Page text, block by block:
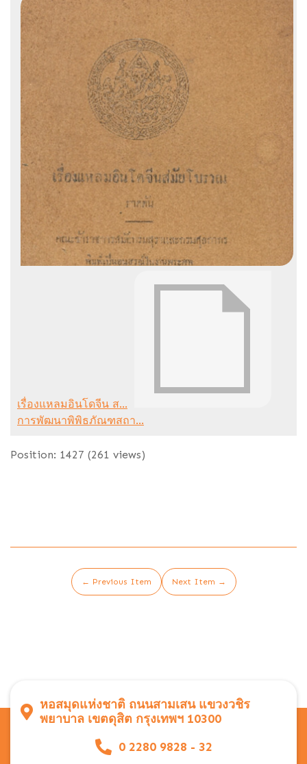
เรื่องแหลมอินโดจีน ส...
การพัฒนาพิพิธภัณฑสถา...
Position: 1427 (261 views)
← Previous Item Next Item →
หอสมุดแห่งชาติ ถนนสามเสน แขวงวชิร
พยาบาล เขตดุสิต กรุงเทพฯ 10300
0 2280 9828 - 32